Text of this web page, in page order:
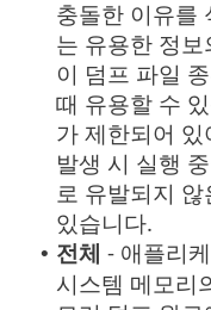
충돌한 이유를
는 유용한 정
이 덤프 파일
때 유용할 수
가 제한되어
발생 시 실행
로 유발되지
있습니다.
• 전체 - 애플리
시스템 메모리